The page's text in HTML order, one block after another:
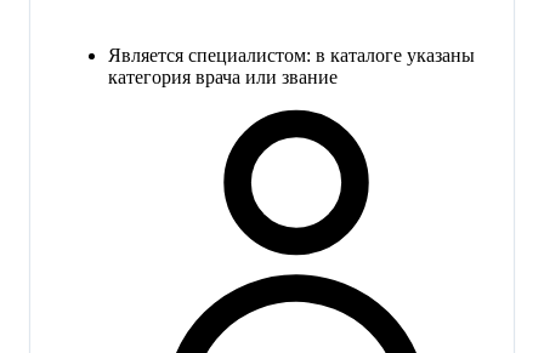
Является специалистом: в каталоге указаны
категория врача или звание